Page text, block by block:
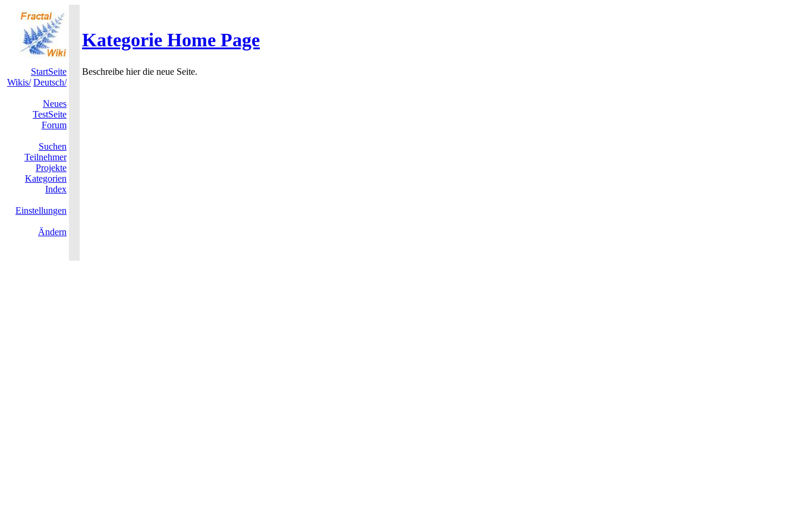
Kategorie Home Page
StartSeite
Wikis/ Deutsch/
Neues
TestSeite
Forum
Suchen
Teilnehmer
Projekte
Kategorien
Index
Einstellungen
Ändern
Beschreibe hier die neue Seite.